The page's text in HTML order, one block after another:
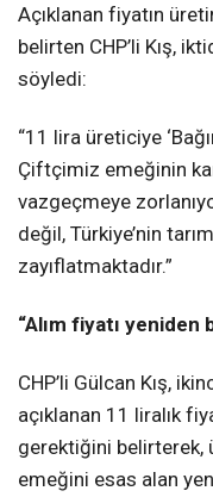
Açıklanan fiyatın
belirten CHP’li Kış,
söyledi:
“11 lira üreticiye
Çiftçimiz emeğinin
vazgeçmeye
değil, Türkiye’nin
zayıflatmaktadır.”
“Alım fiyatı yeniden
CHP’li Gülcan Kış,
açıklanan 11 liralık
gerektiğini
emeğini esas alan